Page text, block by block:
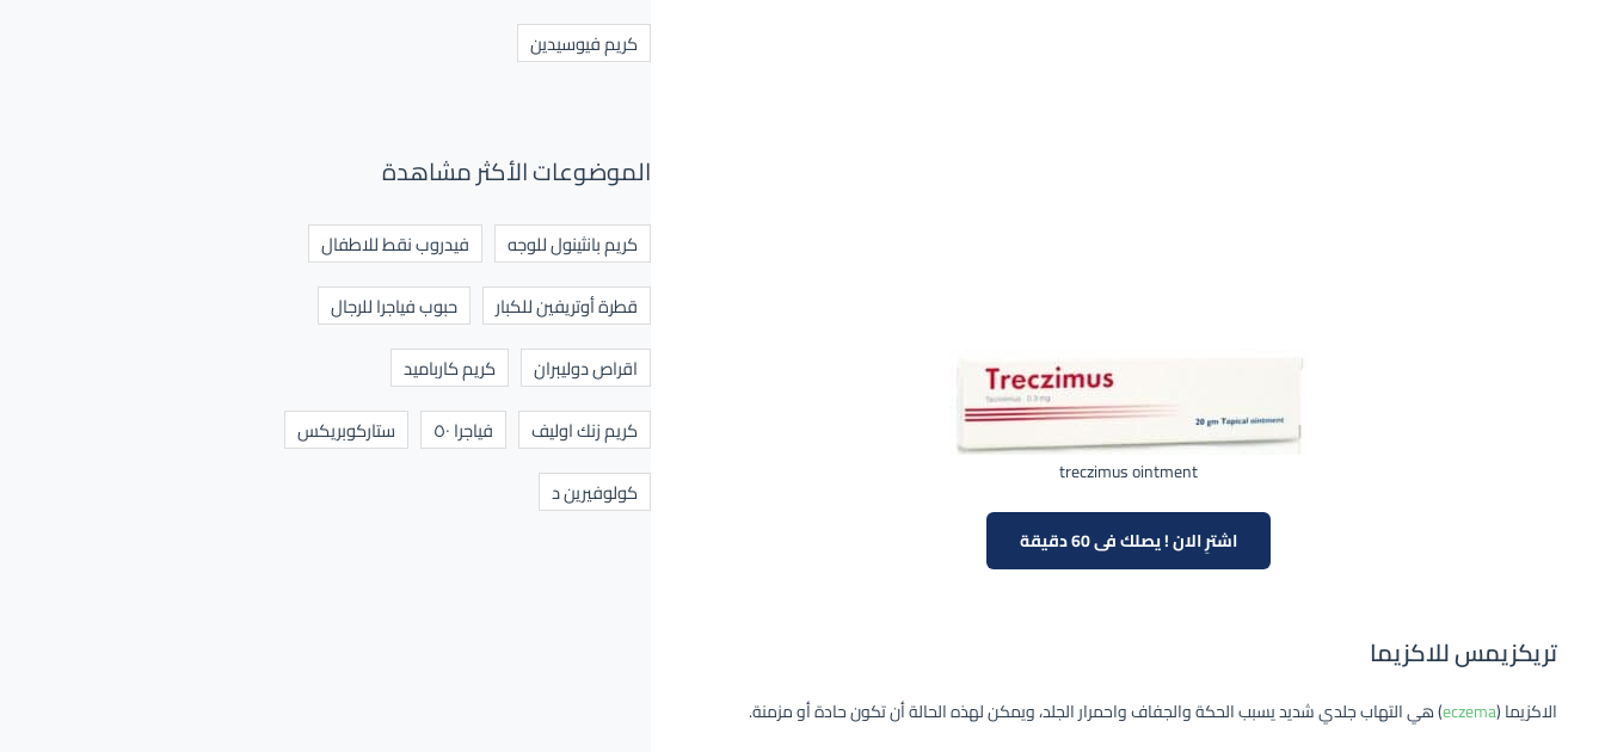
treczimus ointment
اشترِ الان ! يصلك فى 60 دقيقة
تريكزيمس للاكزيما
الاكزيما (eczema) هي التهاب جلدي شديد يسبب الحكة والجفاف واحمرار الجلد، ويمكن لهذه الحالة أن تكون حادة أو مزمنة.
كريم فيوسيدين
الموضوعات الأكثر مشاهدة
كريم بانثينول للوجه
فيدروب نقط للاطفال
قطرة أوتريفين للكبار
حبوب فياجرا للرجال
اقراص دوليبران
كريم كارباميد
كريم زنك اوليف
فياجرا ٥٠
ستاركوبريكس
كولوفيرين د